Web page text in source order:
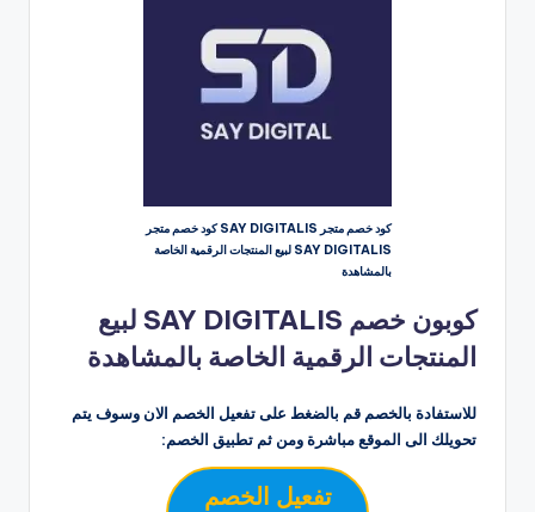
كود خصم متجر SAY DIGITALIS كود خصم متجر
SAY DIGITALIS لبيع المنتجات الرقمية الخاصة
بالمشاهدة
كوبون خصم SAY DIGITALIS لبيع
المنتجات الرقمية الخاصة بالمشاهدة
للاستفادة بالخصم قم بالضغط على تفعيل الخصم الان وسوف يتم
تحويلك الى الموقع مباشرة ومن ثم تطبيق الخصم:
تفعيل الخصم